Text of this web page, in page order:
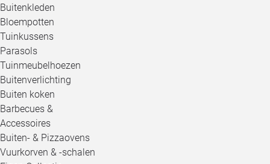
Buitenkleden
Bloempotten
Tuinkussens
Parasols
Tuinmeubelhoezen
Buitenverlichting
Buiten koken
Barbecues &
Accessoires
Buiten- & Pizzaovens
Vuurkorven & -schalen